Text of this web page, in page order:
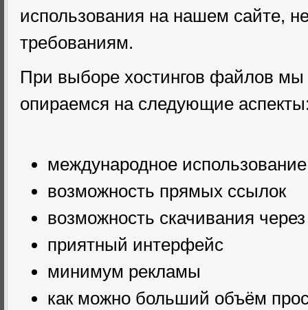
использования на нашем сайте,
требованиям.
При выборе хостингов файлов мы
опираемся на следующие
международное
возможность прямых ссылок
возможность скачивания
приятный интерфейс
минимум рекламы
как можно больший объём